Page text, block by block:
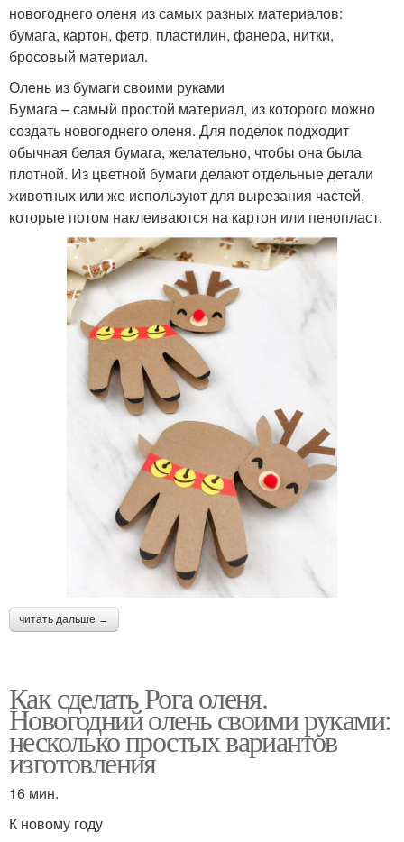
новогоднего оленя из самых разных материалов:
бумага, картон, фетр, пластилин, фанера, нитки,
бросовый материал.
Олень из бумаги своими руками
Бумага – самый простой материал, из которого можно
создать новогоднего оленя. Для поделок подходит
обычная белая бумага, желательно, чтобы она была
плотной. Из цветной бумаги делают отдельные детали
животных или же используют для вырезания частей,
которые потом наклеиваются на картон или пенопласт.
читать дальше →
Как сделать Рога оленя.
Новогодний олень своими руками:
несколько простых вариантов
изготовления
16 мин.
К новому году